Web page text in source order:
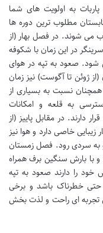
پاربات به اولویت های شما
مطلوب ترین دوره ها
می شوند. در فصل بهار (از
در این زمان با شکوفه
شود. صعود به تپه در هوای
ژوئن تا آگوست) نیز زمان
نسبت به بسیاری از
به قلعه و امکانات
دارند. در مقابل پاییز (از
زیبایی خاصی دارد و هوا نیز
به سردی رود. فصل زمستان
و با بارش سنگین برف همراه
را دارند صعود به تپه
حتی خطرناک باشد و برخی
تجربه ای راحت و لذت بخش